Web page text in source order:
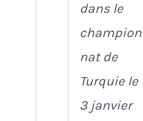
dans le
champion
nat de
Turquie le
3 janvier